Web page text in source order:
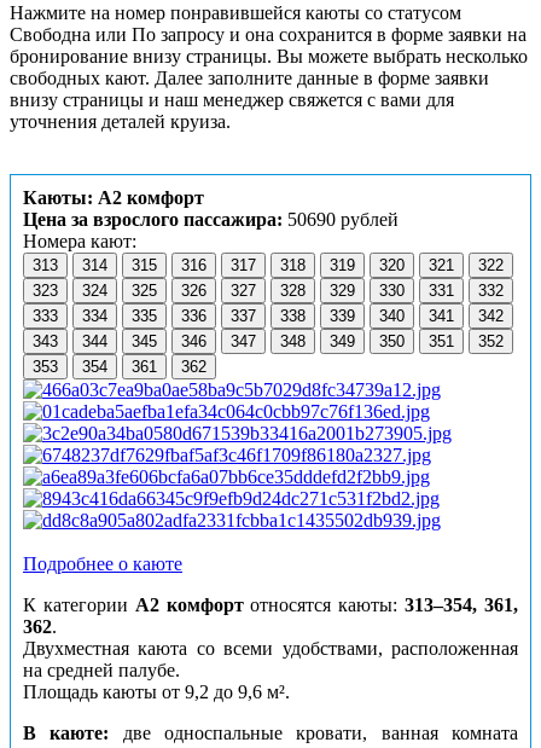
Нажмите на номер понравившейся каюты со статусом
Свободна или По запросу и она сохранится в форме заявки на
бронирование внизу страницы. Вы можете выбрать несколько
свободных кают. Далее заполните данные в форме заявки
внизу страницы и наш менеджер свяжется с вами для
уточнения деталей круиза.
Каюты: А2 комфорт
Цена за взрослого пассажира: 50690 рублей
Номера кают:
313 314 315 316 317 318 319 320 321
322
323
324 325 326 327 328 329 330 331
332
333
334 335 336 337 338 339 340 341
342
343
344 345 346 347 348 349 350 351
352
353
354 361 362
Подробнее о каюте
К категории А2 комфортотносятся каюты:313–354, 361,
362.
Двухместная каюта со всеми удобствами, расположенная
на средней палубе.
Площадь каюты от 9,2 до 9,6 м².
В каюте: две односпальные кровати, ванная комната